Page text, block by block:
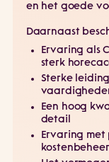
en het goede
Daarnaast
Ervaring als
sterk
Sterke
Een hoog
detail
Ervaring met